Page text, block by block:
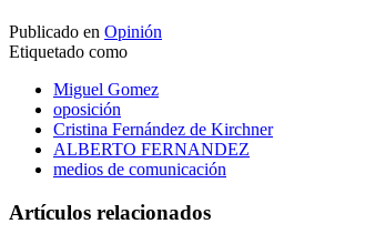
Publicado en Opinión
Etiquetado como
Miguel Gomez
oposición
Cristina Fernández de Kirchner
ALBERTO FERNANDEZ
medios de comunicación
Artículos relacionados